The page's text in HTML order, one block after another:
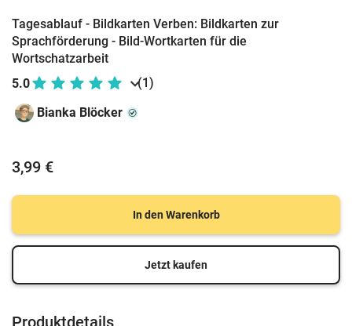
Tagesablauf - Bildkarten Verben: Bildkarten zur
Sprachförderung - Bild-Wortkarten für die
Wortschatzarbeit
5.0
(1)
Bianka Blöcker
3,99 €
In den Warenkorb
Jetzt kaufen
Produktdetails